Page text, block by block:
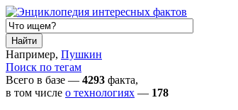
Например, Пушкин
Поиск по тегам
Всего в базе — 4293 факта,
в том числе о технологиях — 178